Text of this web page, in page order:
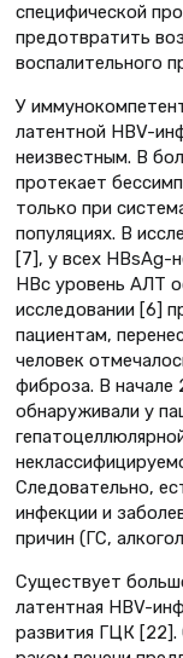
специфической
предотвратить
воспалительного
У
латентной HBV-
неизвестным. В
протекает
только при
популяциях. В
[7], у всех HBsAg-
HBс уровень АЛТ
исследовании [6]
пациентам,
человек
фиброза. В начале
обнаруживали у
Следовательно,
инфекции и
причин (ГС,
Существует
латентная HBV-
развития ГЦК